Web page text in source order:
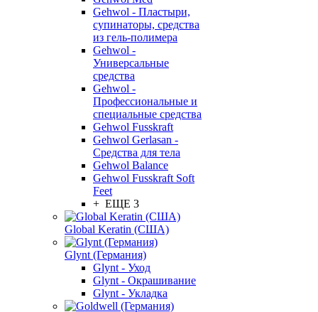
Gehwol - Пластыри,
супинаторы, средства
из гель-полимера
Gehwol -
Универсальные
средства
Gehwol -
Профессиональные и
специальные средства
Gehwol Fusskraft
Gehwol Gerlasan -
Средства для тела
Gehwol Balance
Gehwol Fusskraft Soft
Feet
+ ЕЩЕ 3
Global Keratin (США)
Glynt (Германия)
Glynt - Уход
Glynt - Окрашивание
Glynt - Укладка